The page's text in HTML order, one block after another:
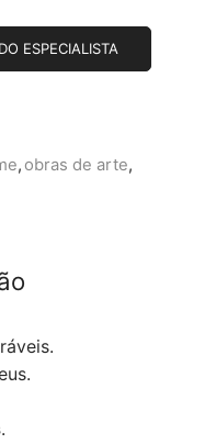
ESPECIALISTA
, obras de arte,
.